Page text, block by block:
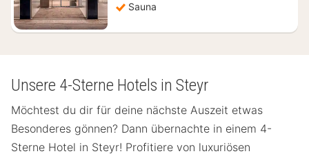
Sauna
Unsere 4-Sterne Hotels in Steyr
Möchtest du dir für deine nächste Auszeit etwas
Besonderes gönnen? Dann übernachte in einem 4-
Sterne Hotel in Steyr! Profitiere von luxuriösen